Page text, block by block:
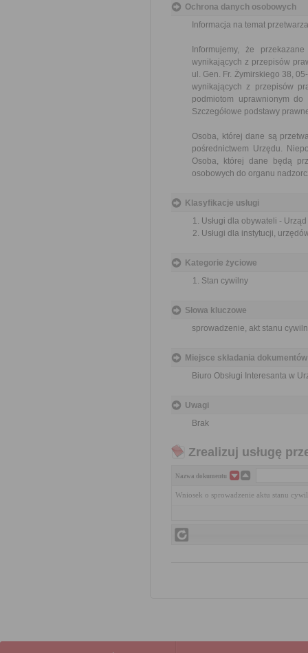
Ochrona danych osobowych
Informacja na temat
Informujemy, że
wynikających z przepisów
ul. Gen. Fr. Żymirskiego 38,
wynikających z przepisów
podmiotom uprawnionym
Szczegółowe podstawy
Osoba, której dane są
pośrednictwem Urzędu.
Osoba, której dane będą
osobowych do organu
Klasyfikacje usługi
Usługi dla obywateli -
Usługi dla instytucji,
Kategorie życiowe
Stan cywilny
Słowa kluczowe
sprowadzenie, akt stanu
Miejsce składania dokumentów
Biuro Obsługi Interesanta w
Uwagi
Brak
Zrealizuj usługę
Nazwa dokumentu
Wniosek o sprowadzenie aktu stanu